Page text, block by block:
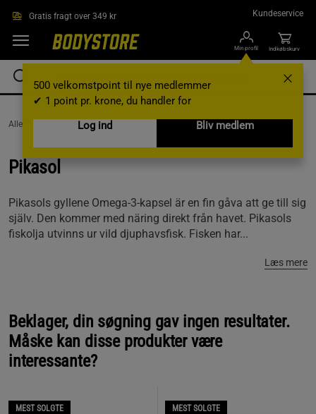
Gratis fragt over 349 kr Kundeservice
Min profil
500 velkomstpoint til nye medlemmer
✔ 1 point pr. krone, du handler for
Log ind
Bliv medlem
Indkøbskurv
AlleVaremærker / Pikasol
Pikasol
Pikasols gyllene Omega-3-kapsel är en fin gåva att ge till sig
själv. Den kommer med näring direkt från havet. Pikasols
fiskolja utvinns ur vild djuphavsfisk. Fisken har...
Læs mere
Beklager, din søgning gav ingen resultater.
Måske kan disse produkter være
interessante?
MEST SOLGTE
MEST SOLGTE